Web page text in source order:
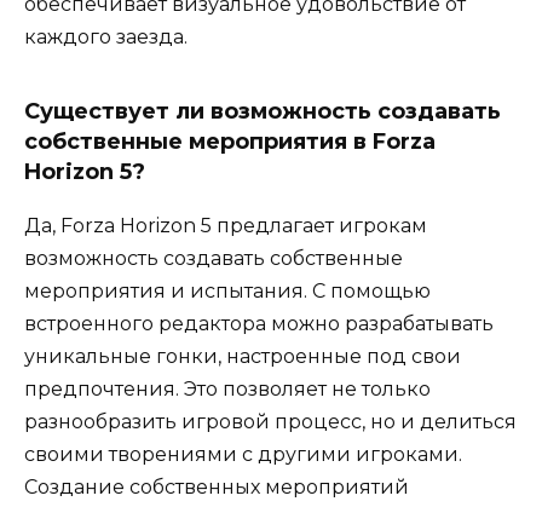
обеспечивает визуальное удовольствие от
каждого заезда.
Существует ли возможность создавать
собственные мероприятия в Forza
Horizon 5?
Да, Forza Horizon 5 предлагает игрокам
возможность создавать собственные
мероприятия и испытания. С помощью
встроенного редактора можно разрабатывать
уникальные гонки, настроенные под свои
предпочтения. Это позволяет не только
разнообразить игровой процесс, но и делиться
своими творениями с другими игроками.
Создание собственных мероприятий